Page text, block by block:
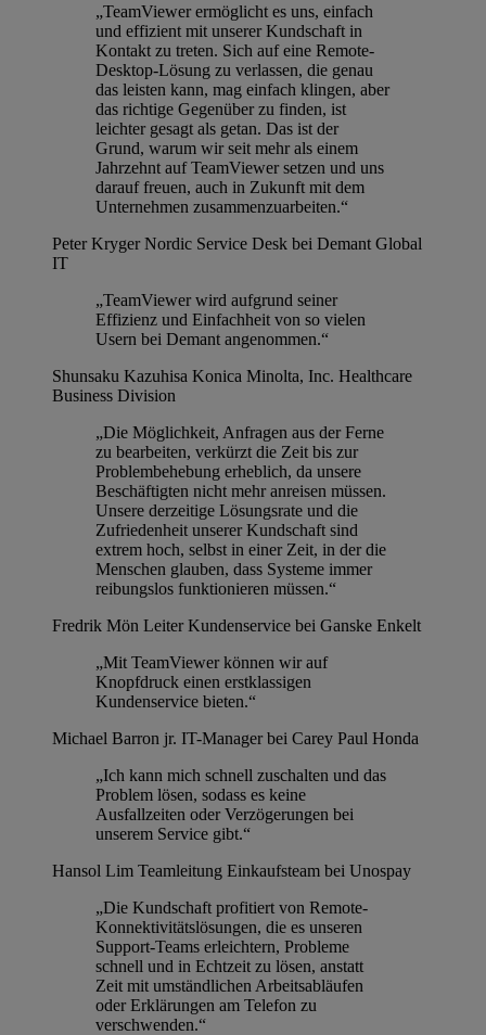
„TeamViewer ermöglicht es uns, einfach
und effizient mit unserer Kundschaft in
Kontakt zu treten. Sich auf eine Remote-
Desktop-Lösung zu verlassen, die genau
das leisten kann, mag einfach klingen, aber
das richtige Gegenüber zu finden, ist
leichter gesagt als getan. Das ist der
Grund, warum wir seit mehr als einem
Jahrzehnt auf TeamViewer setzen und uns
darauf freuen, auch in Zukunft mit dem
Unternehmen zusammenzuarbeiten.“
Peter Kryger Nordic Service Desk bei Demant Global
IT
„TeamViewer wird aufgrund seiner
Effizienz und Einfachheit von so vielen
Usern bei Demant angenommen.“
Shunsaku Kazuhisa Konica Minolta, Inc. Healthcare
Business Division
„Die Möglichkeit, Anfragen aus der Ferne
zu bearbeiten, verkürzt die Zeit bis zur
Problembehebung erheblich, da unsere
Beschäftigten nicht mehr anreisen müssen.
Unsere derzeitige Lösungsrate und die
Zufriedenheit unserer Kundschaft sind
extrem hoch, selbst in einer Zeit, in der die
Menschen glauben, dass Systeme immer
reibungslos funktionieren müssen.“
Fredrik Mön Leiter Kundenservice bei Ganske Enkelt
„Mit TeamViewer können wir auf
Knopfdruck einen erstklassigen
Kundenservice bieten.“
Michael Barron jr. IT-Manager bei Carey Paul Honda
„Ich kann mich schnell zuschalten und das
Problem lösen, sodass es keine
Ausfallzeiten oder Verzögerungen bei
unserem Service gibt.“
Hansol Lim Teamleitung Einkaufsteam bei Unospay
„Die Kundschaft profitiert von Remote-
Konnektivitätslösungen, die es unseren
Support-Teams erleichtern, Probleme
schnell und in Echtzeit zu lösen, anstatt
Zeit mit umständlichen Arbeitsabläufen
oder Erklärungen am Telefon zu
verschwenden.“